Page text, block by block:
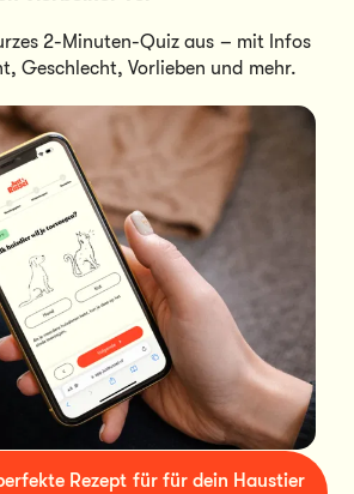
2-Minuten-Quiz aus – mit Infos
Geschlecht, Vorlieben und mehr.
Rezept für für dein Haustier